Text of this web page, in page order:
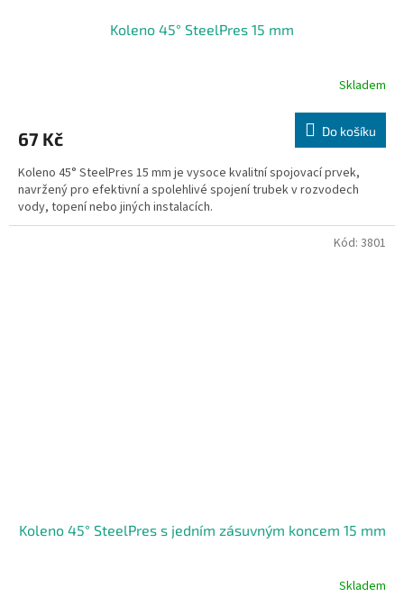
Koleno 45° SteelPres 15 mm
Skladem
67 Kč Do košíku
Koleno 45° SteelPres 15 mm je vysoce kvalitní spojovací prvek,
navržený pro efektivní a spolehlivé spojení trubek v rozvodech
vody, topení nebo jiných instalacích.
Koleno 45° SteelPres s jedním zásuvným koncem 15 mm
Skladem
Kód: 3801